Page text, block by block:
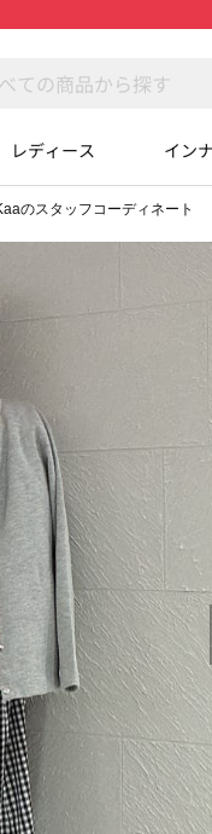
レディース イン
のスタッフコーディネート